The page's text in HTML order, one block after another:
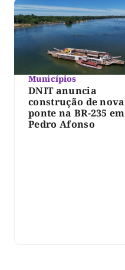
Municípios
DNIT anuncia
construção de nova
ponte na BR-235 em
Pedro Afonso